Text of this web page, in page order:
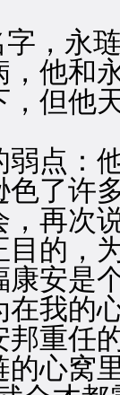
，永琏
他和永
但他
点：他
色了许
次说
的，
安是
我的
重任
心窝